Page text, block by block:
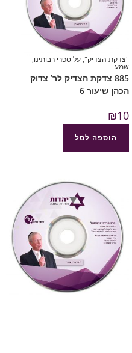
"צדקת הצדיק",על ספרי רבותינו,
שמע
885 צדקת הצדיק לר’ צדוק
הכהן שיעור 6
₪10
הוספה לסל